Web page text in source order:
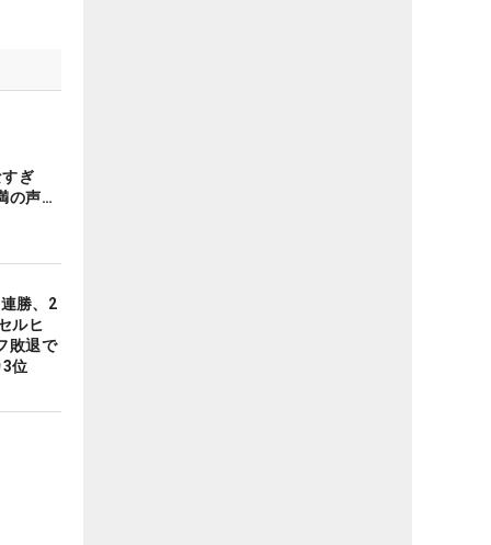
ぎ
の声…
勝、2
ルヒ
敗退で
位